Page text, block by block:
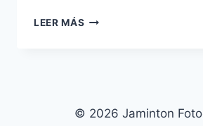
LEER MÁS
© 2026 Jaminton